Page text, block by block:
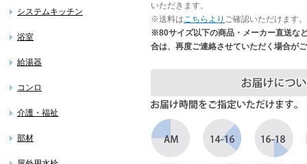
システムキッチン
浴室
給湯器
コンロ
介護・福祉
部材
いただきます。
※送料はこちらより ご確認いただけます。
※80サイズ以下の商品・メーカー直送な
合は、再度ご連絡させていただく場合が